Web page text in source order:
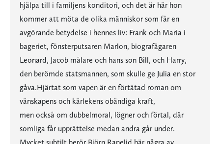
hjälpa till i familjens konditori, och det är här hon
kommer att möta de olika människor som får en
avgörande betydelse i hennes liv: Frank och Maria i
bageriet, fönsterputsaren Marlon, biografägaren
Leonard, Jacob målare och hans son Bill, och Harry,
den berömde statsmannen, som skulle ge Julia en stor
gåva.Hjärtat som vapen är en förtätad roman om
vänskapens och kärlekens obändiga kraft,
men också om dubbelmoral, lögner och förtal, där
somliga får upprättelse medan andra går under.